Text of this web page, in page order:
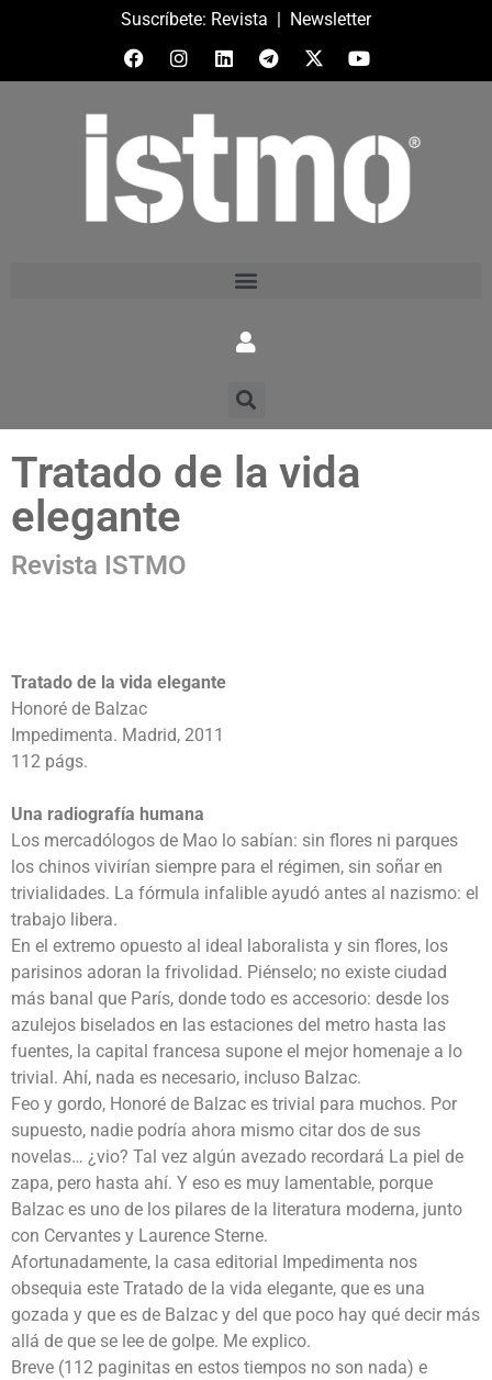
Suscríbete: Revista | Newsletter
Tratado de la vida
elegante
Revista ISTMO
Tratado de la vida elegante
Honoré de Balzac
Impedimenta. Madrid, 2011
112 págs.
Una radiografía humana
Los mercadólogos de Mao lo sabían: sin flores ni parques
los chinos vivirían siempre para el régimen, sin soñar en
trivialidades. La fórmula infalible ayudó antes al nazismo: el
trabajo libera.
En el extremo opuesto al ideal laboralista y sin flores, los
parisinos adoran la frivolidad. Piénselo; no existe ciudad
más banal que París, donde todo es accesorio: desde los
azulejos biselados en las estaciones del metro hasta las
fuentes, la capital francesa supone el mejor homenaje a lo
trivial. Ahí, nada es necesario, incluso Balzac.
Feo y gordo, Honoré de Balzac es trivial para muchos. Por
supuesto, nadie podría ahora mismo citar dos de sus
novelas… ¿vio? Tal vez algún avezado recordará La piel de
zapa, pero hasta ahí. Y eso es muy lamentable, porque
Balzac es uno de los pilares de la literatura moderna, junto
con Cervantes y Laurence Sterne.
Afortunadamente, la casa editorial Impedimenta nos
obsequia este Tratado de la vida elegante, que es una
gozada y que es de Balzac y del que poco hay qué decir más
allá de que se lee de golpe. Me explico.
Breve (112 paginitas en estos tiempos no son nada) e